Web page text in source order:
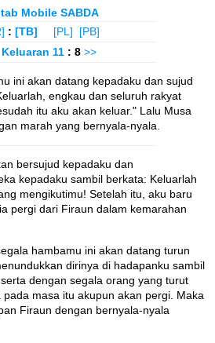
Mobile SABDA
: [TB] [PL]
[PB]
Keluaran 11 : 8 >>
ini akan datang kepadaku dan sujud
engkau dan seluruh rakyat
itu aku akan keluar." Lalu Musa
marah yang bernyala-nyala.
bersujud kepadaku dan
kepadaku sambil berkata: Keluarlah
mengikutimu! Setelah itu, aku baru
pergi dari Firaun dalam kemarahan
hambamu ini akan datang turun
dirinya di hadapanku sambil
dengan segala orang yang turut
masa itu akupun akan pergi. Maka
Firaun dengan bernyala-nyala